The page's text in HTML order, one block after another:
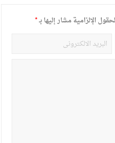
الإلزامية مشار إليها بـ*